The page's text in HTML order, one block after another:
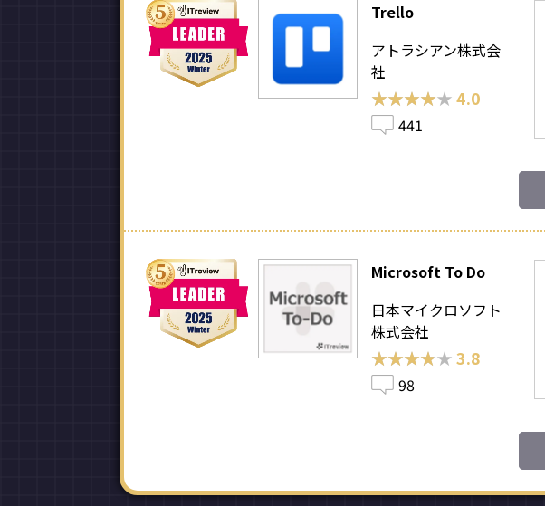
Trello
アトラシアン株式会
社
★★★★★
★★★★★ 4.0
441
Microsoft To Do
日本マイクロソフト
株式会社
★★★★★
★★★★★ 3.8
98